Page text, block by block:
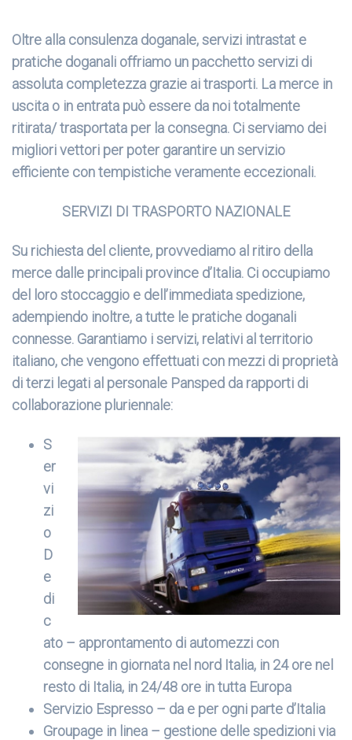
Oltre alla consulenza doganale, servizi intrastat e
pratiche doganali offriamo un pacchetto servizi di
assoluta completezza grazie ai trasporti. La merce in
uscita o in entrata può essere da noi totalmente
ritirata/ trasportata per la consegna. Ci serviamo dei
migliori vettori per poter garantire un servizio
efficiente con tempistiche veramente eccezionali.
SERVIZI DI TRASPORTO NAZIONALE
Su richiesta del cliente, provvediamo al ritiro della
merce dalle principali province d’Italia. Ci occupiamo
del loro stoccaggio e dell’immediata spedizione,
adempiendo inoltre, a tutte le pratiche doganali
connesse. Garantiamo i servizi, relativi al territorio
italiano, che vengono effettuati con mezzi di proprietà
di terzi legati al personale Pansped da rapporti di
collaborazione pluriennale:
S
er
vi
zi
o
D
e
di
c
ato – approntamento di automezzi con
consegne in giornata nel nord Italia, in 24 ore nel
resto di Italia, in 24/48 ore in tutta Europa
Servizio Espresso – da e per ogni parte d’Italia
Groupage in linea – gestione delle spedizioni via